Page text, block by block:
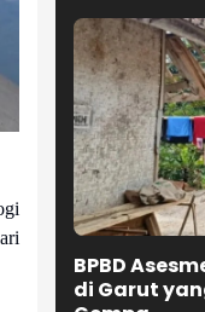
BPBD
di Garut